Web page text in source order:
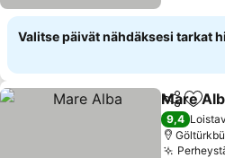
Valitse päivät nähdäksesi tarkat
Jaa
Mare
9,4